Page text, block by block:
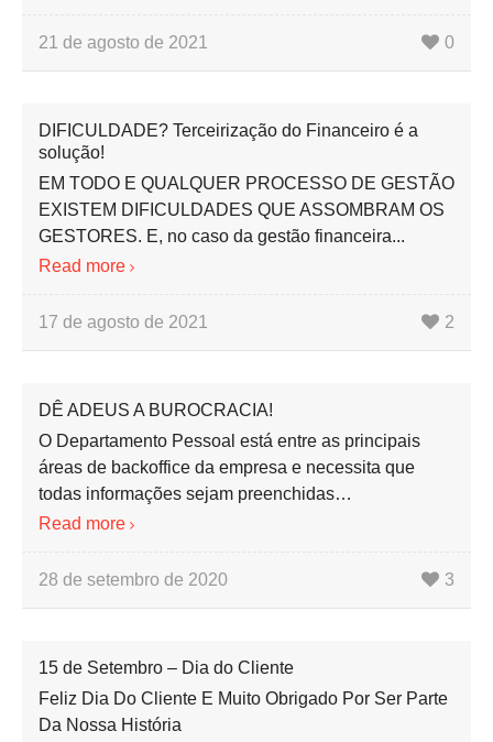
21 de agosto de 2021 0
DIFICULDADE? Terceirização do Financeiro é a
solução!
EM TODO E QUALQUER PROCESSO DE GESTÃO
EXISTEM DIFICULDADES QUE ASSOMBRAM OS
GESTORES. E, no caso da gestão financeira...
Read more
17 de agosto de 2021 2
DÊ ADEUS A BUROCRACIA!
O Departamento Pessoal está entre as principais
áreas de backoffice da empresa e necessita que
todas informações sejam preenchidas…
Read more
28 de setembro de 2020 3
15 de Setembro – Dia do Cliente
Feliz Dia Do Cliente E Muito Obrigado Por Ser Parte
Da Nossa História